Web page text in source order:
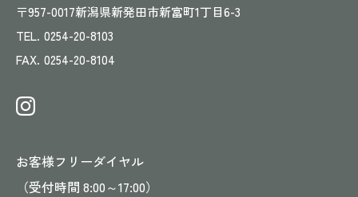
〒957-0017新潟県新発田市新富町1丁目6-3
TEL. 0254-20-8103
FAX. 0254-20-8104
お客様フリーダイヤル
（受付時間 8:00～17:00）